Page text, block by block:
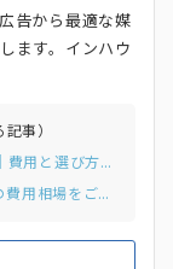
告から最適な媒
ます。インハウ
事）
・Google広告運用代行おすすめ代理店15選｜費用と選び方まで解説
・BtoB広告代理店10選比較！選び方と実際の費用相場をご紹介。